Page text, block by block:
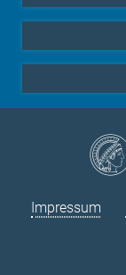
Impressum